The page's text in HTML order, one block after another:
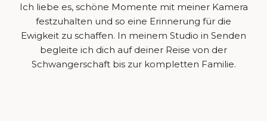
Ich liebe es, schöne Momente mit meiner Kamera
festzuhalten und so eine Erinnerung für die
Ewigkeit zu schaffen. In meinem Studio in Senden
begleite ich dich auf deiner Reise von der
Schwangerschaft bis zur kompletten Familie.